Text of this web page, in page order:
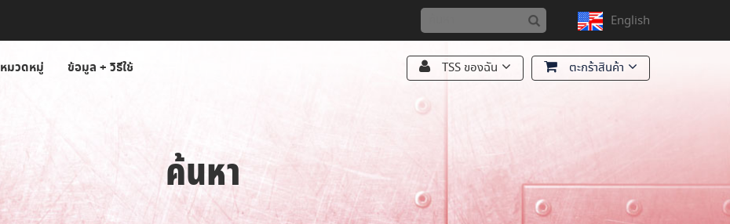
English
หมวดหมู่ ข้อมูล + วิธีใช้ TSS ของฉัน ตะกร้าสินค้า
ค้นหา